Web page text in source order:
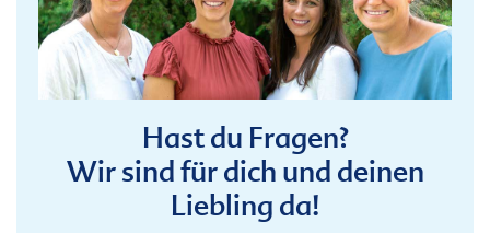
Hast du Fragen?
Wir sind für dich und deinen
Liebling da!